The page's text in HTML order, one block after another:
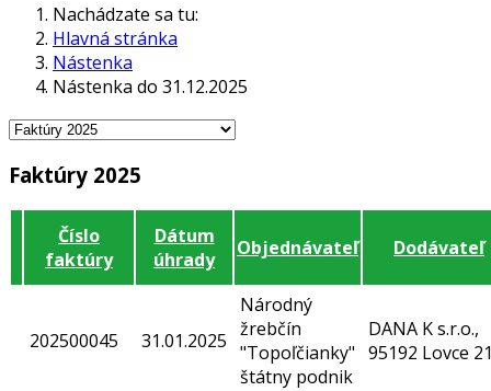
Nachádzate sa tu:
Hlavná stránka
Nástenka
Nástenka do 31.12.2025
Faktúry 2025
Číslo
faktúry
Dátum
úhrady
Objednávateľ Dodávateľ
202500045 31.01.2025
Národný
žrebčín
"Topoľčianky"
štátny podnik
DANA K s.r.o.,
95192 Lovce